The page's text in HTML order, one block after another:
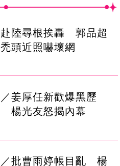
陸尋根挨轟 郭品超
頭近照嚇壞網
姜厚任新歡爆黑歷
楊光友怒揭內幕
批曹雨婷帳目亂 楊